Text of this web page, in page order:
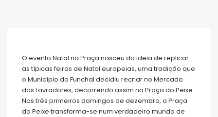
O evento Natal na Praça nasceu da ideia de replicar
as típicas feiras de Natal europeias, uma tradição que
o Município do Funchal decidiu recriar no Mercado
dos Lavradores, decorrendo assim na Praça do Peixe.
Nos três primeiros domingos de dezembro, a Praça
do Peixe transforma-se num verdadeiro mundo de